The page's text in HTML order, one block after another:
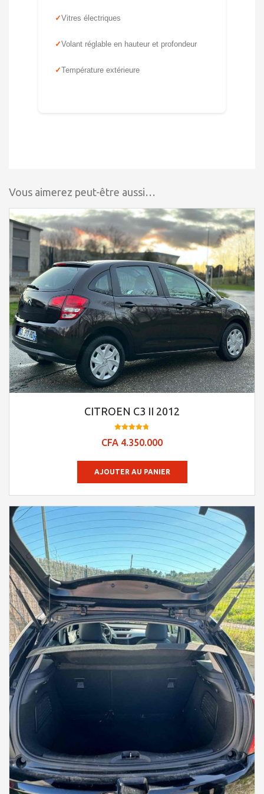
Vitres électriques
Volant réglable en hauteur et profondeur
Température extérieure
Vous aimerez peut-être aussi…
CITROEN C3 II 2012
4.76
CFA 4.350.000
AJOUTER AU PANIER